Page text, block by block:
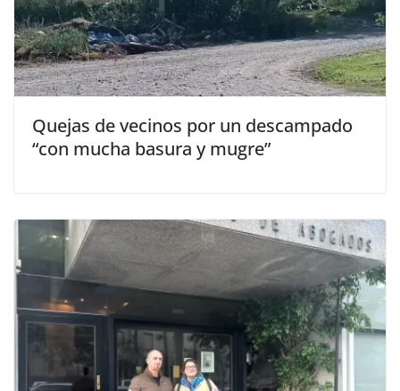
Quejas de vecinos por un descampado
“con mucha basura y mugre”